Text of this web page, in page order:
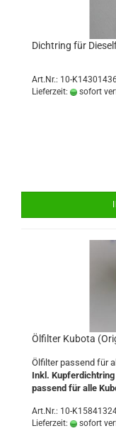
Dichtring für
Art.Nr.: 10-
Lieferzeit:
sofort
Ölfilter Kubota
Ölfilter passend für
Inkl.
passend für alle
Art.Nr.: 10-
Lieferzeit:
sofort